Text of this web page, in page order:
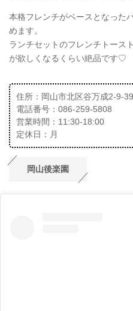
本格フレンチがベースとなった
めます。
ランチセットのフレンチトース
が欲しくなるくらい絶品です♡
住所：岡山市北区谷万成2-9-39
電話番号：086-259-5808
営業時間：11:30-18:00
定休日：月
岡山後楽園